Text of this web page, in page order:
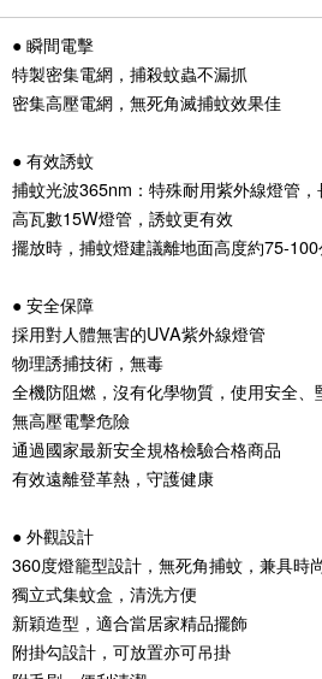
● 瞬間電擊
特製密集電網，捕殺蚊蟲不漏抓
密集高壓電網，無死角滅捕蚊效果佳
● 有效誘蚊
捕蚊光波365nm：特殊耐用紫外線燈管
高瓦數15W燈管，誘蚊更有效
擺放時，捕蚊燈建議離地面高度約75-
● 安全保障
採用對人體無害的UVA紫外線燈管
物理誘捕技術，無毒
全機防阻燃，沒有化學物質，使用安全、
無高壓電擊危險
通過國家最新安全規格檢驗合格商品
有效遠離登革熱，守護健康
● 外觀設計
360度燈籠型設計，無死角捕蚊，兼具時
獨立式集蚊盒，清洗方便
新穎造型，適合當居家精品擺飾
附掛勾設計，可放置亦可吊掛